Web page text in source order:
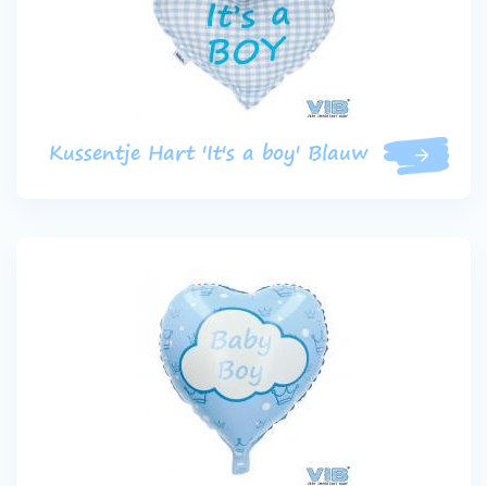
Kussentje Hart 'It's a boy' Blauw